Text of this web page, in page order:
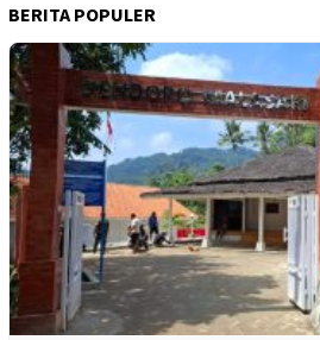
BERITA POPULER